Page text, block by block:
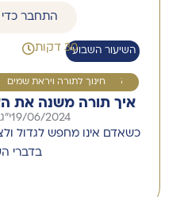
התחבר
השיעור השבועי30 דקות
6 חינוך לתורה ויראת שמים
איך תורה משנה את
19/06/2024
כשאדם אינו מחפש לגדול
בדברי